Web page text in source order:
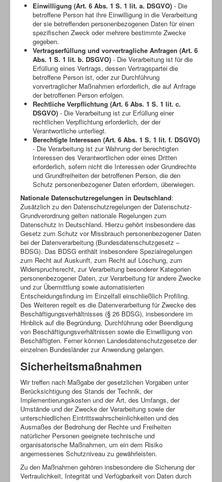
Einwilligung (Art. 6 Abs. 1 S. 1 lit. a. DSGVO) - Die
betroffene Person hat ihre Einwilligung in die Verarbeitung
der sie betreffenden personenbezogenen Daten für einen
spezifischen Zweck oder mehrere bestimmte Zwecke
gegeben.
Vertragserfüllung und vorvertragliche Anfragen (Art. 6
Abs. 1 S. 1 lit. b. DSGVO) - Die Verarbeitung ist für die
Erfüllung eines Vertrags, dessen Vertragspartei die
betroffene Person ist, oder zur Durchführung
vorvertraglicher Maßnahmen erforderlich, die auf Anfrage
der betroffenen Person erfolgen.
Rechtliche Verpflichtung (Art. 6 Abs. 1 S. 1 lit. c.
DSGVO) - Die Verarbeitung ist zur Erfüllung einer
rechtlichen Verpflichtung erforderlich, der der
Verantwortliche unterliegt.
Berechtigte Interessen (Art. 6 Abs. 1 S. 1 lit. f. DSGVO)
- Die Verarbeitung ist zur Wahrung der berechtigten
Interessen des Verantwortlichen oder eines Dritten
erforderlich, sofern nicht die Interessen oder Grundrechte
und Grundfreiheiten der betroffenen Person, die den
Schutz personenbezogener Daten erfordern, überwiegen.
Nationale Datenschutzregelungen in Deutschland:
Zusätzlich zu den Datenschutzregelungen der Datenschutz-
Grundverordnung gelten nationale Regelungen zum
Datenschutz in Deutschland. Hierzu gehört insbesondere das
Gesetz zum Schutz vor Missbrauch personenbezogener Daten
bei der Datenverarbeitung (Bundesdatenschutzgesetz –
BDSG). Das BDSG enthält insbesondere Spezialregelungen
zum Recht auf Auskunft, zum Recht auf Löschung, zum
Widerspruchsrecht, zur Verarbeitung besonderer Kategorien
personenbezogener Daten, zur Verarbeitung für andere Zwecke
und zur Übermittlung sowie automatisierten
Entscheidungsfindung im Einzelfall einschließlich Profiling.
Des Weiteren regelt es die Datenverarbeitung für Zwecke des
Beschäftigungsverhältnisses (§ 26 BDSG), insbesondere im
Hinblick auf die Begründung, Durchführung oder Beendigung
von Beschäftigungsverhältnissen sowie die Einwilligung von
Beschäftigten. Ferner können Landesdatenschutzgesetze der
einzelnen Bundesländer zur Anwendung gelangen.
Sicherheitsmaßnahmen
Wir treffen nach Maßgabe der gesetzlichen Vorgaben unter
Berücksichtigung des Stands der Technik, der
Implementierungskosten und der Art, des Umfangs, der
Umstände und der Zwecke der Verarbeitung sowie der
unterschiedlichen Eintrittswahrscheinlichkeiten und des
Ausmaßes der Bedrohung der Rechte und Freiheiten
natürlicher Personen geeignete technische und
organisatorische Maßnahmen, um ein dem Risiko
angemessenes Schutzniveau zu gewährleisten.
Zu den Maßnahmen gehören insbesondere die Sicherung der
Vertraulichkeit, Integrität und Verfügbarkeit von Daten durch